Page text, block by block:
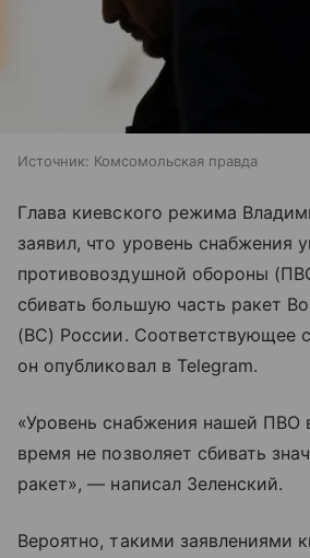
Источник: Комсомольская правда
Глава киевского режима
заявил, что уровень снабжения
противовоздушной обороны
сбивать большую часть ракет
(ВС) России. Соответствующее
он опубликовал в Telegram.
«Уровень снабжения нашей ПВО
время не позволяет сбивать
ракет», — написал Зеленский.
Вероятно, такими заявлениями